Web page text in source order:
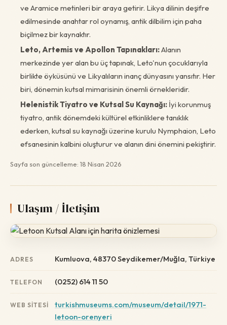
ve Aramice metinleri bir araya getirir. Likya dilinin deşifre
edilmesinde anahtar rol oynamış, antik dilbilim için paha
biçilmez bir kaynaktır.
Leto, Artemis ve Apollon Tapınakları:Alanın
merkezinde yer alan bu üç tapınak, Leto'nun çocuklarıyla
birlikte öyküsünü ve Likyalıların inanç dünyasını yansıtır. Her
biri, dönemin kutsal mimarisinin önemli örnekleridir.
Helenistik Tiyatro ve Kutsal Su Kaynağı: İyi korunmuş
tiyatro, antik dönemdeki kültürel etkinliklere tanıklık
ederken, kutsal su kaynağı üzerine kurulu Nymphaion, Leto
efsanesinin kalbini oluşturur ve alanın dini önemini pekiştirir.
Sayfa son güncelleme: 18 Nisan 2026
Ulaşım / İletişim
ADRES Kumluova, 48370 Seydikemer/Muğla, Türkiye
TELEFON (0252) 614 11 50
WEB SITESI
turkishmuseums.com/museum/detail/1971-
letoon-orenyeri